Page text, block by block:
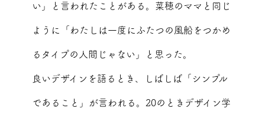
い」と言われたことがある。菜穂のママと同じ
ように「わたしは一度にふたつの風船をつかめ
るタイプの人間じゃない」と思った。
良いデザインを語るとき、しばしば「シンプル
であること」が言われる。20のときデザイン学